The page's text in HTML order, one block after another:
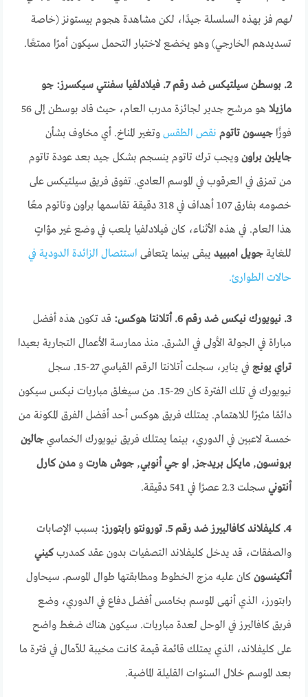
لهم فز بهذه السلسلة جيدًا، لكن مشاهدة هجوم بيستونز (خاصة
تسديدهم الخارجي) وهو يخضع لاختبار التحمل سيكون أمرًا ممتعًا.
2. بوسطن سيلتيكس ضد رقم 7. فيلادلفيا سفنتي سيكسرز: جو
مازيلا
هو مرشح جدير لجائزة مدرب العام، حيث قاد بوسطن إلى 56
فوزًاجيسون تاتوم نقص الطقسوتغير المناخ. أي مخاوف بشأن
جايلين براون ويجب ترك تاتوم ينسجم بشكل جيد بعد عودة تاتوم
من تمزق في العرقوب في الموسم العادي. تفوق فريق سيلتيكس على
خصومه بفارق 107 أهداف في 318 دقيقة تقاسمها براون وتاتوم معًا
هذا العام. في هذه الأثناء، كان فيلادلفيا يلعب في وضع غير مؤاتٍ
للغايةجويل امبييد يبقى بينما يتعافى استئصال الزائدة الدودية في
حالات الطوارئ.
3. نيويورك نيكس ضد رقم 6. أتلانتا هوكس:
قد تكون هذه أفضل
مباراة في الجولة الأولى في الشرق. منذ ممارسة الأعمال التجارية بعيدا
تراي يونج
في يناير، سجلت أتلانتا الرقم القياسي 27-15. سجل
نيويورك في تلك الفترة كان 29-15. من سيغلق مباريات نيكس سيكون
دائمًا مثيرًا للاهتمام. يمتلك فريق هوكس أحد أفضل الفرق المكونة من
خمسة لاعبين في الدوري، بينما يمتلك فريق نيويورك الخماسيجالين
برونسون,مايكل بريدجز,او جي أنوبي,جوش هارت ومدن كارل
أنتوني سجلت 2.3 عصرًا في 541 دقيقة.
4. كليفلاند كافالييرز ضد رقم 5. تورونتو رابتورز:
بسبب الإصابات
والصفقات، قد يدخل كليفلاند التصفيات بدون عقد كمدربكيني
أتكينسون كان عليه مزج الخطوط ومطابقتها طوال الموسم. سيحاول
رابتورز، الذي أنهى الموسم بخامس أفضل دفاع في الدوري، وضع
فريق كافاليرز في الوحل لعدة مباريات. سيكون هناك ضغط واضح
على كليفلاند، الذي يمتلك قائمة قيمة كانت مخيبة للآمال في فترة ما
بعد الموسم خلال السنوات القليلة الماضية.